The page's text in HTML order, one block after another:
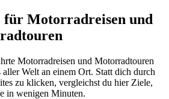
Motorradreisen und
Motorradreisen und Motorradtouren
aller Welt an einem Ort. Statt dich durch
zu klicken, vergleichst du hier Ziele,
in wenigen Minuten.